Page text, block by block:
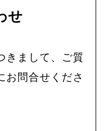
せ
きまして、ご質
お問合せくださ